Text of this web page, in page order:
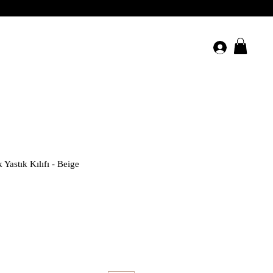
Kılıfı - Beige